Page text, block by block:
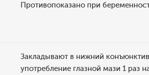
Противопоказано при
Закладывают в нижний
употребление глазной мази 1 раз